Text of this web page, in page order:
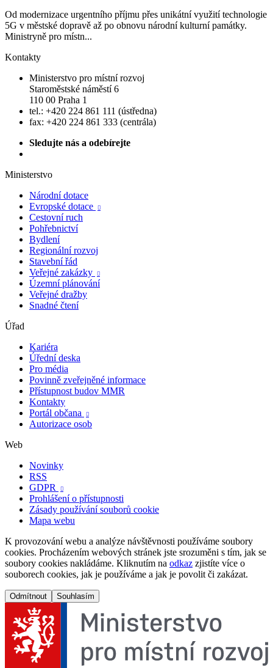
Od modernizace urgentního příjmu přes unikátní využití technologie
5G v městské dopravě až po obnovu národní kulturní památky.
Ministryně pro místn...
Kontakty
Ministerstvo pro místní rozvoj
Staroměstské náměstí 6
110 00 Praha 1
tel.: +420 224 861 111 (ústředna)
fax: +420 224 861 333 (centrála)
Sledujte nás a odebírejte
Ministerstvo
Národní dotace
Evropské dotace

Cestovní ruch
Pohřebnictví
Bydlení
Regionální rozvoj
Stavební řád
Veřejné zakázky

Územní plánování
Veřejné dražby
Snadné čtení
Úřad
Kariéra
Úřední deska
Pro média
Povinně zveřejněné informace
Přístupnost budov MMR
Kontakty
Portál občana

Autorizace osob
Web
Novinky
RSS
GDPR

Prohlášení o přístupnosti
Zásady používání souborů cookie
Mapa webu
K provozování webu a analýze návštěvnosti používáme soubory
cookies. Procházením webových stránek jste srozuměni s tím, jak se
soubory cookies nakládáme. Kliknutím na odkaz zjistíte více o
souborech cookies, jak je používáme a jak je povolit či zakázat.
Odmítnout Souhlasím